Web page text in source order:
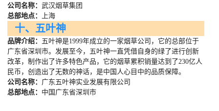
公司名称： 武汉烟草集团
总部地点：
上海
十、五叶神
品牌介绍： 五叶神是1999年成立的一家烟草公司，它的总部位于
广东省深圳市。发展至今，五叶神一直凭借自身的绿了进行创新
改革，制作出了许多特色产品，它的烟草累积销量达到了230亿人
民币，创造出了无数的神话，是中国人心目中的品质保障。
公司名称： 广东五叶神实业发展有限公司
总部地点： 中国广东省深圳市